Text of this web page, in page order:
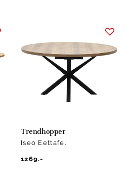
Trendhopper
Iseo Eettafel
1269.-